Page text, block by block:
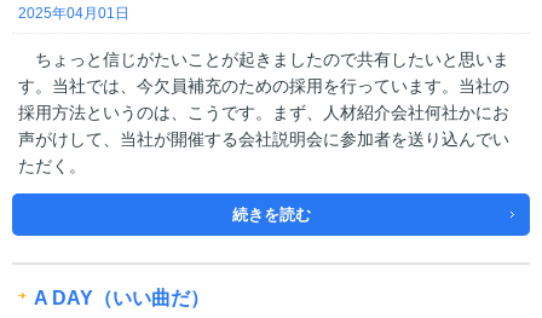
2025年04月01日
ちょっと信じがたいことが起きましたので共有したいと思いま
す。当社では、今欠員補充のための採用を行っています。当社の
採用方法というのは、こうです。まず、人材紹介会社何社かにお
声がけして、当社が開催する会社説明会に参加者を送り込んでい
ただく。
続きを読む
A DAY（いい曲だ）